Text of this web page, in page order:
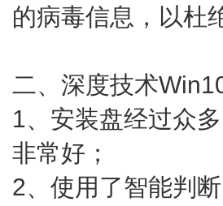
的病毒信息，以杜
二、深度技术
1、安装盘经过众
非常好；
2、使用了智能判